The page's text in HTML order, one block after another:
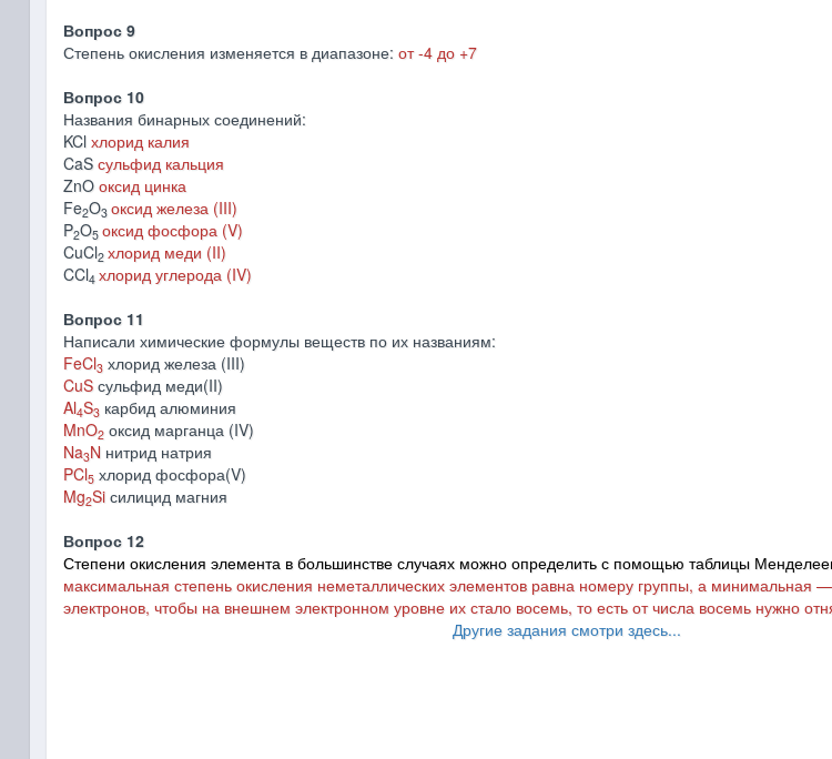
Вопрос 9
Степень окисления изменяется в диапазоне: от -4 до +7
Вопрос 10
Названия бинарных соединений:
KCl хлорид калия
CaS сульфид кальция
ZnO оксид цинка
Fe2O3 оксид железа (III)
P2O5 оксид фосфора (V)
CuCl2 хлорид меди (II)
CCl4 хлорид углерода (IV)
Вопрос 11
Написали химические формулы веществ по их названиям:
FeCl3хлорид железа (III)
CuSсульфид меди(II)
Al4S3карбид алюминия
MnO2оксид марганца (IV)
Na3N нитрид натрия
PCl5хлорид фосфора(V)
Mg2Siсилицид магния
Вопрос 12
Степени окисления элемента в большинстве случаях можно определить с помощью таблицы
максимальная степень окисления неметаллических элементов равна номеру группы, а минимальная
электронов, чтобы на внешнем электронном уровне их стало восемь, то есть от числа восемь нужно
Другие задания смотри здесь...